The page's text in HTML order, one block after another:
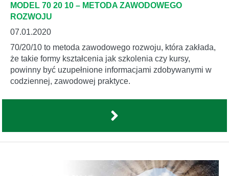
MODEL 70 20 10 – METODA ZAWODOWEGO
ROZWOJU
07.01.2020
70/20/10 to metoda zawodowego rozwoju, która zakłada,
że takie formy kształcenia jak szkolenia czy kursy,
powinny być uzupełnione informacjami zdobywanymi w
codziennej, zawodowej praktyce.